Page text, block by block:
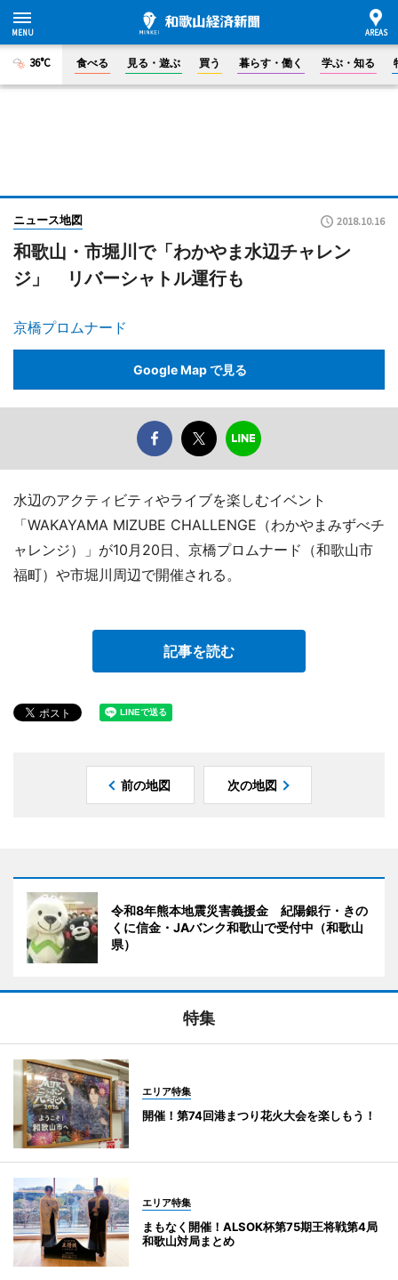
36°C 食べる 見る・遊ぶ 買う 暮らす・働く 学ぶ・知る
ニュース地図 2018.10.16
和歌山・市堀川で「わかやま水辺チャレン
ジ」 リバーシャトル運行も
京橋プロムナード
Google Map で見る
水辺のアクティビティやライブを楽しむイベント
「WAKAYAMA MIZUBE CHALLENGE（わかやまみずべチ
ャレンジ）」が10月20日、京橋プロムナード（和歌山市
福町）や市堀川周辺で開催される。
記事を読む
前の地図 次の地図
令和8年熊本地震災害義援金 紀陽銀行・きの
くに信金・JAバンク和歌山で受付中（和歌山
県）
特集
エリア特集
開催！第74回港まつり花火大会を楽しもう！
エリア特集
まもなく開催！ALSOK杯第75期王将戦第4局
和歌山対局まとめ